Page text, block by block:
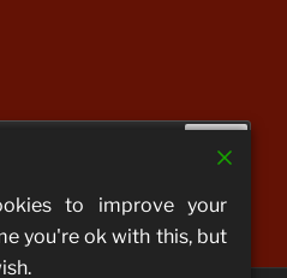
to improve your
you're ok with this, but